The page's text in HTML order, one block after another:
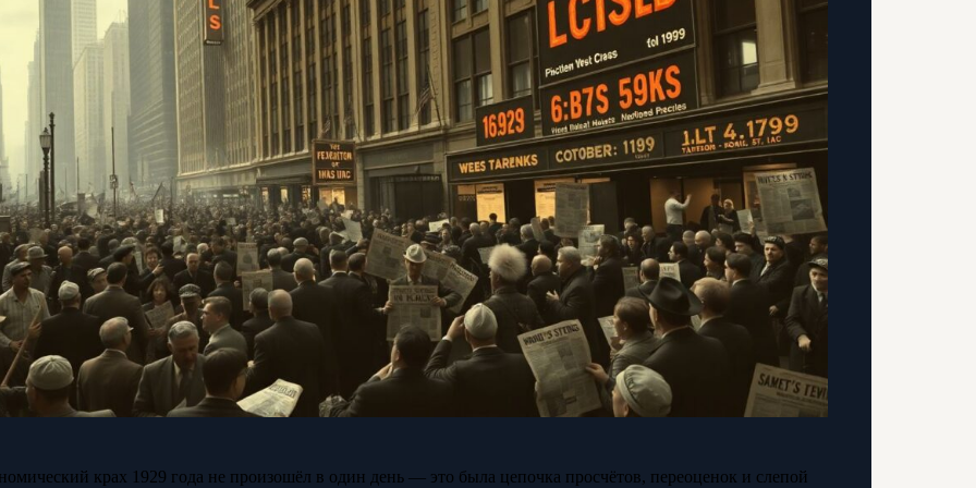
крах 1929 года не произошёл в один день — это была цепочка просчётов, переоценок и слепой